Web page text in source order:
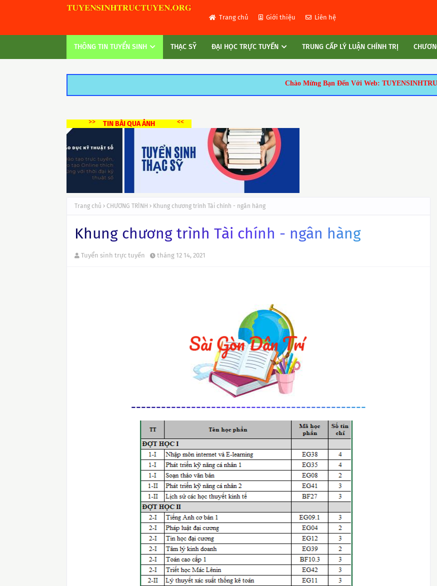
Trang chủ Giới thiệu Liên hệ
THÔNG TIN TUYỂN SINH THẠC SỸ ĐẠI HỌC TRỰC TUYẾN TRUNG CẤP LÝ LUẬN CHÍNH TRỊ
Chào Mừng Bạn Đến Với Web:
>> TIN BÀI QUA ẢNH<<
Trang chủ CHƯƠNG TRÌNH Khung chương trình Tài chính - ngân hàng
Khung chương trình Tài chính - ngân hàng
Tuyển sinh trực tuyến tháng 12 14, 2021
-----------------------------------------------